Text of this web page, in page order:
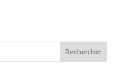
Rechercher